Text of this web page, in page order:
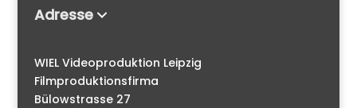
Adresse
WIEL Videoproduktion Leipzig
Filmproduktionsfirma
Bülowstrasse 27